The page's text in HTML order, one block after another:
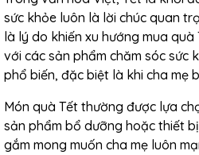
sức khỏe luôn là lời chúc quan
là lý do khiến xu hướng mua quà
với các sản phẩm chăm sóc sức
phổ biến, đặc biệt là khi cha mẹ
Món quà Tết thường được lựa
sản phẩm bổ dưỡng hoặc thiết
gắm mong muốn cha mẹ luôn